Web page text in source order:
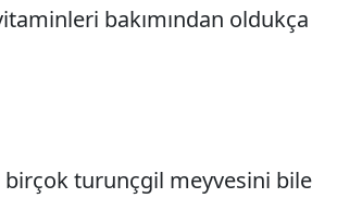
bakımından oldukça
Sesi Aç
turunçgil meyvesini bile